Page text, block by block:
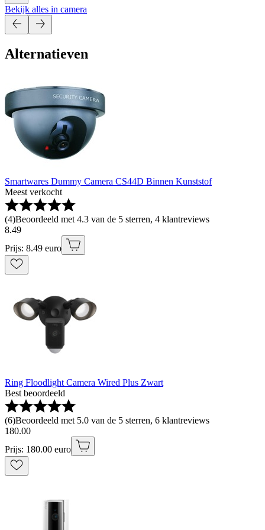
Bekijk alles in camera
Alternatieven
Smartwares Dummy Camera CS44D Binnen Kunststof
Meest verkocht
(4)Beoordeeld met 4.3 van de 5 sterren, 4 klantreviews
8.49
Prijs: 8.49 euro
Ring Floodlight Camera Wired Plus Zwart
Best beoordeeld
(6)Beoordeeld met 5.0 van de 5 sterren, 6 klantreviews
180.00
Prijs: 180.00 euro